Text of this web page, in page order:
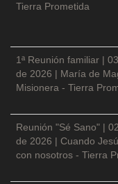
Tierra Prometida
1ª Reunión familiar |
de 2026 | María de
Misionera - Tierra
Reunión "Sé Sano" |
de 2026 | Cuando
con nosotros - Tierra